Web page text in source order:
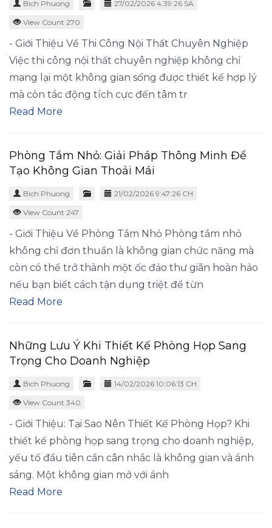
Bich Phuong 27/02/2026 4:39:26 SA
View Count 270
- Giới Thiệu Về Thi Công Nội Thất Chuyên Nghiệp
Việc thi công nội thất chuyên nghiệp không chỉ
mang lại một không gian sống được thiết kế hợp lý
mà còn tác động tích cực đến tâm tr
Read More
Phòng Tắm Nhỏ: Giải Pháp Thông Minh Để
Tạo Không Gian Thoải Mái
Bich Phuong 21/02/2026 9:47:26 CH
View Count 247
- Giới Thiệu Về Phòng Tắm Nhỏ Phòng tắm nhỏ
không chỉ đơn thuần là không gian chức năng mà
còn có thể trở thành một ốc đảo thư giãn hoàn hảo
nếu bạn biết cách tận dụng triệt để từn
Read More
Những Lưu Ý Khi Thiết Kế Phòng Họp Sang
Trọng Cho Doanh Nghiệp
Bich Phuong 14/02/2026 10:06:13 CH
View Count 340
- Giới Thiệu: Tại Sao Nên Thiết Kế Phòng Họp? Khi
thiết kế phòng họp sang trọng cho doanh nghiệp,
yếu tố đầu tiên cần cân nhắc là không gian và ánh
sáng. Một không gian mở với ánh
Read More